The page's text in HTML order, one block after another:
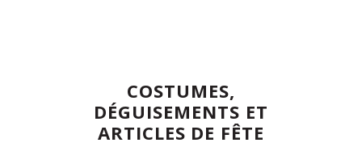
COSTUMES,
DÉGUISEMENTS ET
ARTICLES DE FÊTE